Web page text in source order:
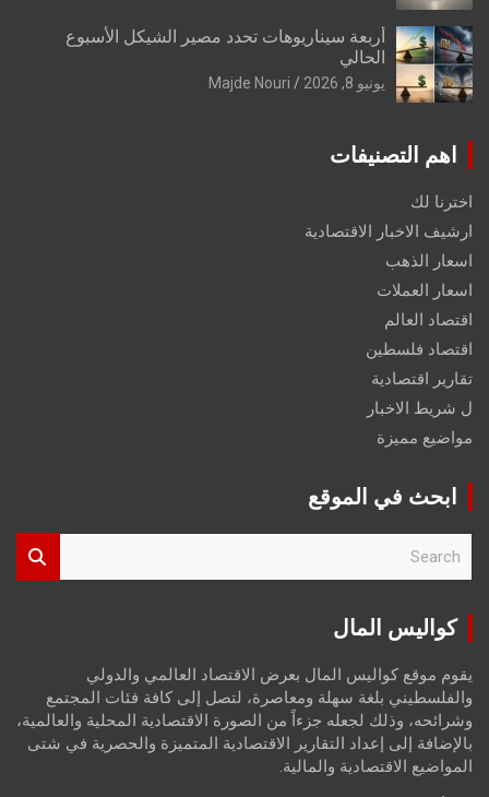
أربعة سيناريوهات تحدد مصير الشيكل الأسبوع
الحالي
يونيو 8, 2026 Majde Nouri
اهم التصنيفات
اخترنا لك
ارشيف الاخبار الاقتصادية
اسعار الذهب
اسعار العملات
اقتصاد العالم
اقتصاد فلسطين
تقارير اقتصادية
ل شريط الاخبار
مواضيع مميزة
ابحث في الموقع
r
كواليس المال
يقوم موقع كواليس المال بعرض الاقتصاد العالمي والدولي
والفلسطيني بلغة سهلة ومعاصرة، لتصل إلى كافة فئات المجتمع
وشرائحه، وذلك لجعله جزءاً من الصورة الاقتصادية المحلية والعالمية،
بالإضافة إلى إعداد التقارير الاقتصادية المتميزة والحصرية في شتى
المواضيع الاقتصادية والمالية.